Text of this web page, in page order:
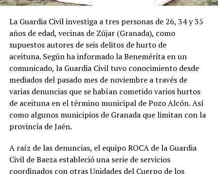
La Guardia Civil investiga a tres personas de 26, 34 y 35
años de edad, vecinas de Zújar (Granada), como
supuestos autores de seis delitos de hurto de
aceituna. Según ha informado la Benemérita en un
comunicado, la Guardia Civil tuvo conocimiento desde
mediados del pasado mes de noviembre a través de
varias denuncias que se habían cometido varios hurtos
de aceituna en el término municipal de Pozo Alcón. Así
como algunos municipios de Granada que limitan con la
provincia de Jaén.
A raíz de las denuncias, el equipo ROCA de la Guardia
Civil de Baeza estableció una serie de servicios
coordinados con otras Unidades del Cuerpo de los